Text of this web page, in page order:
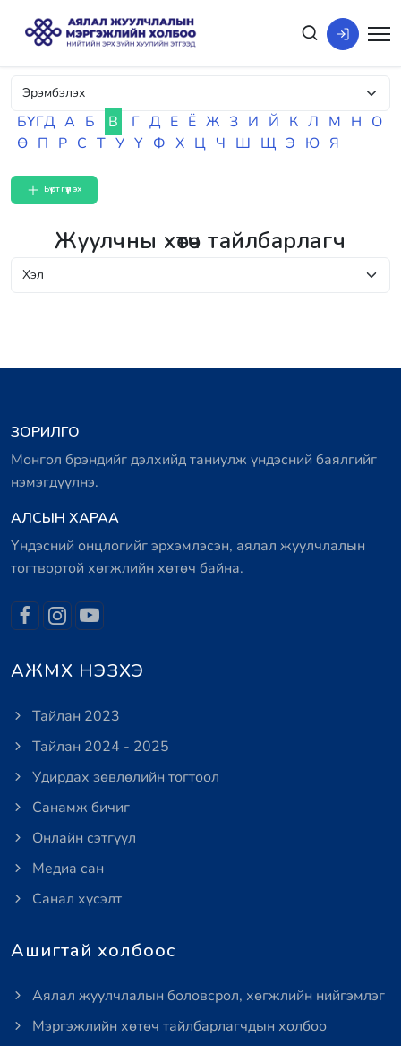
БҮГД А Б В Г Д Е Ё Ж З И Й К Л М Н О
Ө П Р С Т У Ү Ф Х Ц Ч Ш Щ Э Ю Я
Бүртгүүлэх
Жуулчны хөтөч тайлбарлагч
ЗОРИЛГО
Монгол брэндийг дэлхийд таниулж үндэсний баялгийг
нэмэгдүүлнэ.
АЛСЫН ХАРАА
Үндэсний онцлогийг эрхэмлэсэн, аялал жуулчлалын
тогтвортой хөгжлийн хөтөч байна.
АЖМХ НЭЗХЭ
Тайлан 2023
Тайлан 2024 - 2025
Удирдах зөвлөлийн тогтоол
Санамж бичиг
Онлайн сэтгүүл
Медиа сан
Санал хүсэлт
Ашигтай холбоос
Аялал жуулчлалын боловсрол, хөгжлийн нийгэмлэг
Мэргэжлийн хөтөч тайлбарлагчдын холбоо